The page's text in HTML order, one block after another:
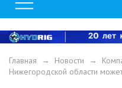
Главная → Новости →
Нижегородской области